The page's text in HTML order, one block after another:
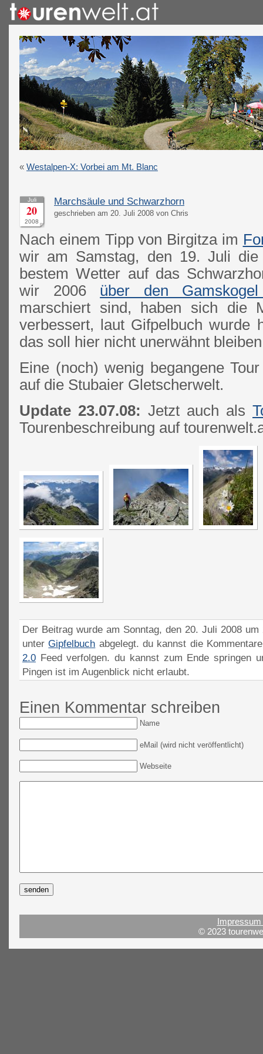
« Westalpen-X: Vorbei am Mt. Blanc
Juli
20
2008
Marchsäule und Schwarzhorn
geschrieben am 20. Juli 2008 von Chris
Nach einem Tipp von Birgitza im
wir am Samstag, den 19. Juli die
bestem Wetter auf das
wir 2006 über den
marschiert sind, haben sich die
verbessert, laut Gifpelbuch wurde
das soll hier nicht unerwähnt
Eine (noch) wenig begangene
auf die Stubaier Gletscherwelt.
Update 23.07.08: Jetzt auch als
Tourenbeschreibung auf
Der Beitrag wurde am Sonntag, den 20. Juli 2008
unterGipfelbuch abgelegt. du kannst die
2.0 Feed verfolgen. du kannst zum Ende springen
Pingen ist im Augenblick nicht erlaubt.
Einen Kommentar schreiben
Name
eMail (wird nicht veröffentlicht)
Webseite
© 2023